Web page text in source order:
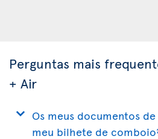
Perguntas mais
+ Air
Os meus documentos
meu bilhete de